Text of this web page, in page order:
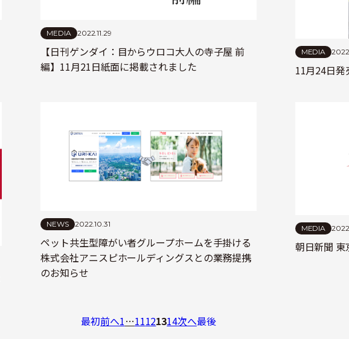
MEDIA 2022.11.29
【日刊ゲンダイ：目からウロコ大人の寺子屋 前
編】11月21日紙面に掲載されました
MEDIA
11月24日
NEWS 2022.10.31
ペット共生型障がい者グループホームを手掛ける
株式会社アニスピホールディングスとの業務提携
のお知らせ
MEDIA
朝日新聞
最初前へ1…11121314次へ最後